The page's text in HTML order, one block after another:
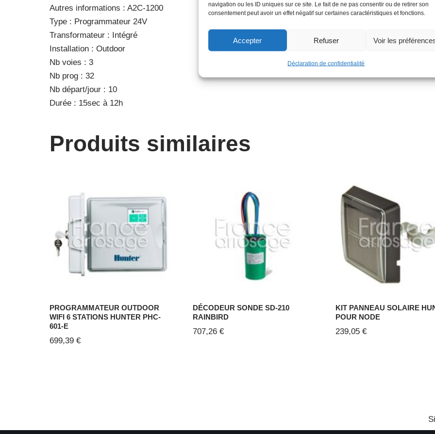
navigation ou les ID uniques sur ce site. Le fait de ne pas consentir ou de retirer son
consentement peut avoir un effet négatif sur certaines caractéristiques et fonctions.
Accepter Refuser Voir les
Déclaration de confidentialité
Autres informations : A2C-1200
Type : Programmateur 24V
Transformateur : Intégré
Installation : Outdoor
Nb voies : 3
Nb prog : 32
Nb départ/jour : 10
Durée : 15sec à 12h
Produits similaires
PROGRAMMATEUR OUTDOOR
WIFI 6 STATIONS HUNTER PHC-
601-E
699,39 €
DÉCODEUR SONDE SD-210
RAINBIRD
707,26 €
KIT PANNEAU SOLAIRE
POUR NODE
239,05€